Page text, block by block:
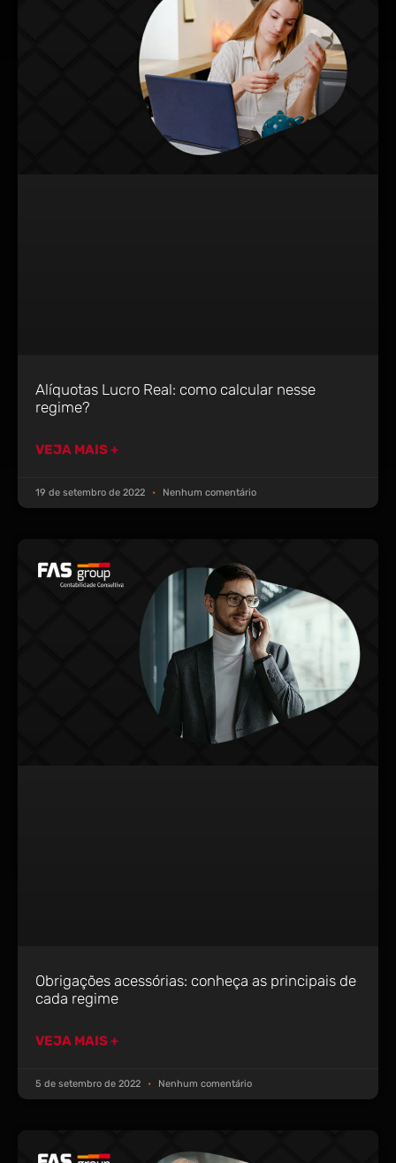
Alíquotas Lucro Real: como calcular nesse
regime?
VEJA MAIS +
19 de setembro de 2022 Nenhum comentário
Obrigações acessórias: conheça as principais de
cada regime
VEJA MAIS +
5 de setembro de 2022 Nenhum comentário